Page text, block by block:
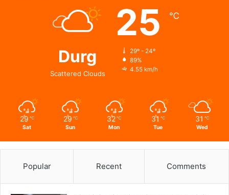
Durg
Scattered Clouds
25 ℃
29º - 24º
89%
4.55 km/h
29 ℃
Sat
29 ℃
Sun
32 ℃
Mon
31 ℃
Tue
31 ℃
Wed
Popular Recent Comments